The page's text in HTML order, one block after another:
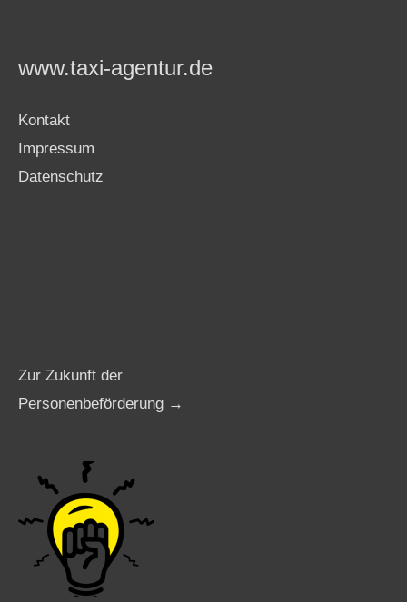
www.taxi-agentur.de
Kontakt
Impressum
Datenschutz
Zur Zukunft der
Personenbeförderung →